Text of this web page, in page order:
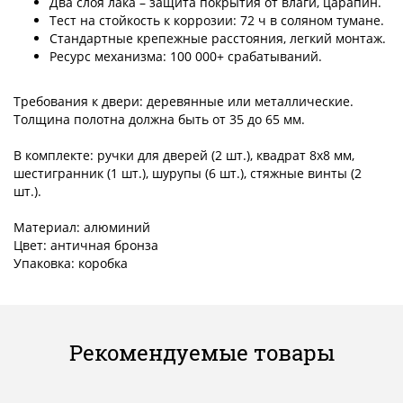
Тест на стойкость к коррозии: 72 ч в соляном тумане.
Стандартные крепежные расстояния, легкий монтаж.
Ресурс механизма: 100 000+ срабатываний.
Требования к двери: деревянные или металлические.
Толщина полотна должна быть от 35 до 65 мм.
В комплекте: ручки для дверей (2 шт.), квадрат 8x8 мм,
шестигранник (1 шт.), шурупы (6 шт.), стяжные винты (2
шт.).
Материал: алюминий
Цвет: античная бронза
Упаковка: коробка
Рекомендуемые товары